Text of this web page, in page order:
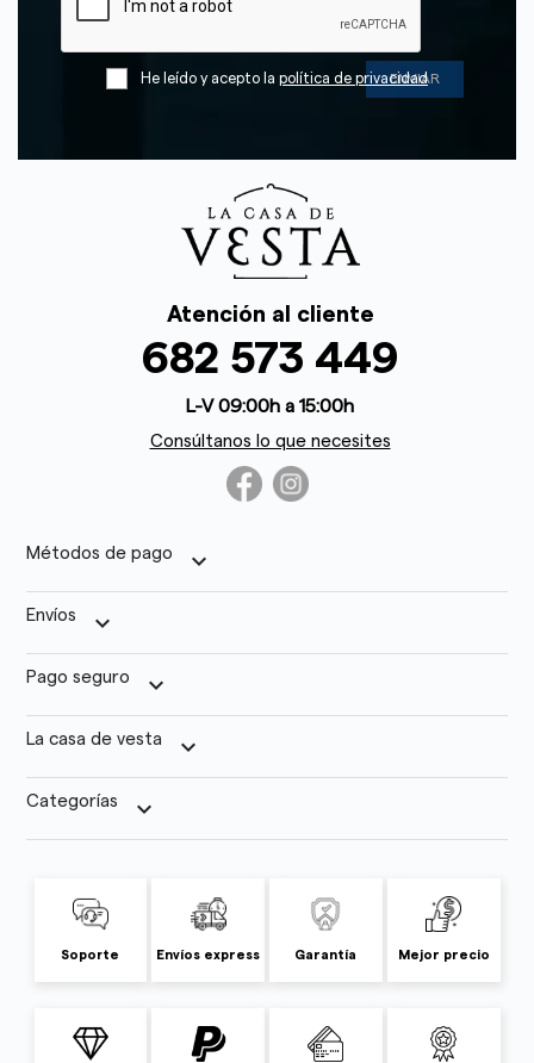
He leído y acepto la política de privacidad
Atención al cliente
682 573 449
L-V 09:00h a 15:00h
Consúltanos lo que necesites
Métodos de pago keyboard_arrow_down
Envíos keyboard_arrow_down
Pago seguro keyboard_arrow_down
La casa de vesta keyboard_arrow_down
Categorías keyboard_arrow_down
Soporte Envíos express Garantía Mejor precio